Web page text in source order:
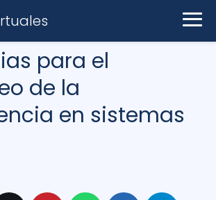
para el
de la
en sistemas